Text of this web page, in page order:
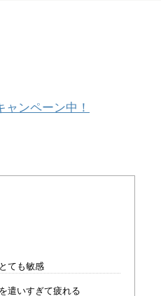
ャンペーン中！
ても敏感
遣いすぎて疲れる